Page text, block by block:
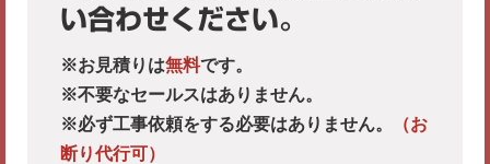
い合わせください。
※お見積りは無料です。
※不要なセールスはありません。
※必ず工事依頼をする必要はありません。
（お
断り代行可）